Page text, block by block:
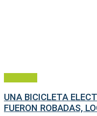
UNA BICICLETA
FUERON ROBADAS,